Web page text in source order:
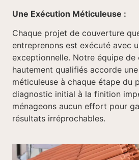
Une Exécution Méticuleuse :
Chaque projet de couverture
entreprenons est exécuté avec
exceptionnelle. Notre équipe de
hautement qualifiés accorde
méticuleuse à chaque étape du
diagnostic initial à la finition
ménageons aucun effort pour
résultats irréprochables.